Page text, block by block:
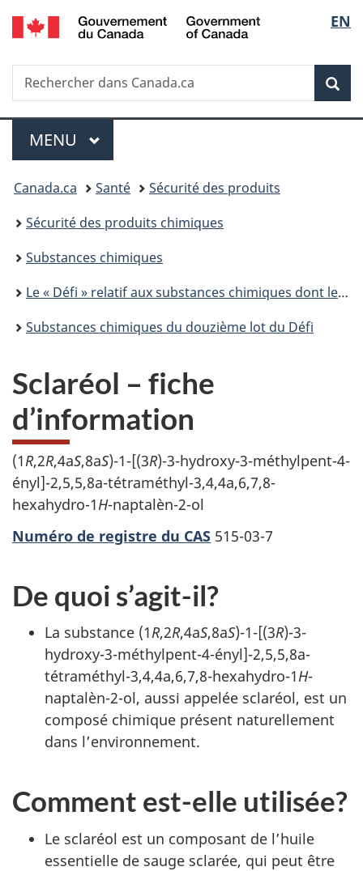
Passer
au
principal
Passer
à
Au
du
Passer
au
de
section
Passer
à
version
simplifiée
de
la
EN
Recherche
Rechercher
dans
Menu
MENU PRINCIPAL
Vous
êtes
ici :
Canada.ca Santé
Sécurité des produits
Sécurité des produits chimiques
Substances chimiques
Le « Défi » relatif aux substances chimiques dont le suivi est de priorité élevée
Substances chimiques du douzième lot du Défi
Sclaréol – fiche
d’information
(1R,2R,4aS,8aS)-1-[(3R)-3-hydroxy-3-méthylpent-4-
ényl]-2,5,5,8a-tétraméthyl-3,4,4a,6,7,8-
hexahydro-1H-naptalèn-2-ol
Numéro de registre du CAS 515-03-7
De quoi s’agit-il?
La substance (1R,2R,4aS,8aS)-1-[(3R)-3-
hydroxy-3-méthylpent-4-ényl]-2,5,5,8a-
tétraméthyl-3,4,4a,6,7,8-hexahydro-1H-
naptalèn-2-ol, aussi appelée sclaréol, est un
composé chimique présent naturellement
dans l’environnement.
Comment est-elle utilisée?
Le sclaréol est un composant de l’huile
essentielle de sauge sclarée, qui peut être